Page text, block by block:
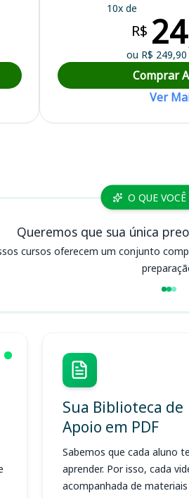
Municipal
10x de
R$
ou R$
Comprar
Ver
O QUE VOCÊ
Queremos que sua única
cursos oferecem um conjunto
Sua Biblioteca de
Apoio em PDF
Sabemos que cada aluno
aprender. Por isso, cada
acompanhada de